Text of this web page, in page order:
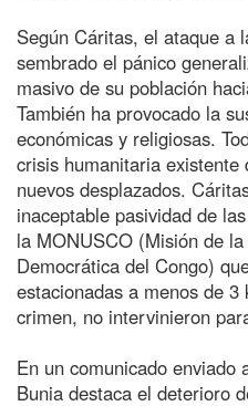
Según Cáritas, el ataque a
sembrado el pánico
masivo de su población
También ha provocado la
económicas y religiosas.
crisis humanitaria existente
nuevos desplazados.
inaceptable pasividad de
la MONUSCO (Misión de
Democrática del Congo)
estacionadas a menos de
crimen, no intervinieron
En un comunicado enviado
Bunia destaca el deterioro